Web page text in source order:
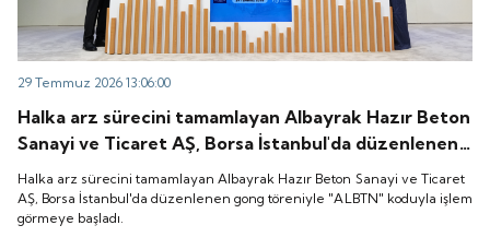
29 Temmuz 2026 13:06:00
Halka arz sürecini tamamlayan Albayrak Hazır Beton
Sanayi ve Ticaret AŞ, Borsa İstanbul'da düzenlenen
gong töreniyle "ALBTN" koduyla işlem görmeye
başladı.
Halka arz sürecini tamamlayan Albayrak Hazır Beton Sanayi ve Ticaret
AŞ, Borsa İstanbul'da düzenlenen gong töreniyle "ALBTN" koduyla işlem
görmeye başladı.